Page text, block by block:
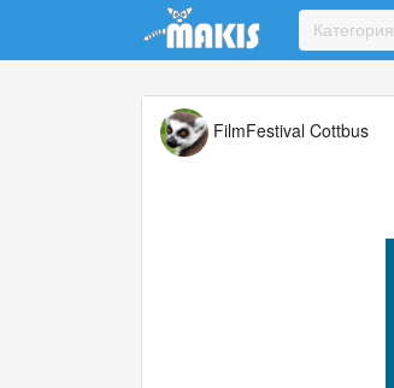
Update cookies preferences
Категория
FilmFestival Cottbus